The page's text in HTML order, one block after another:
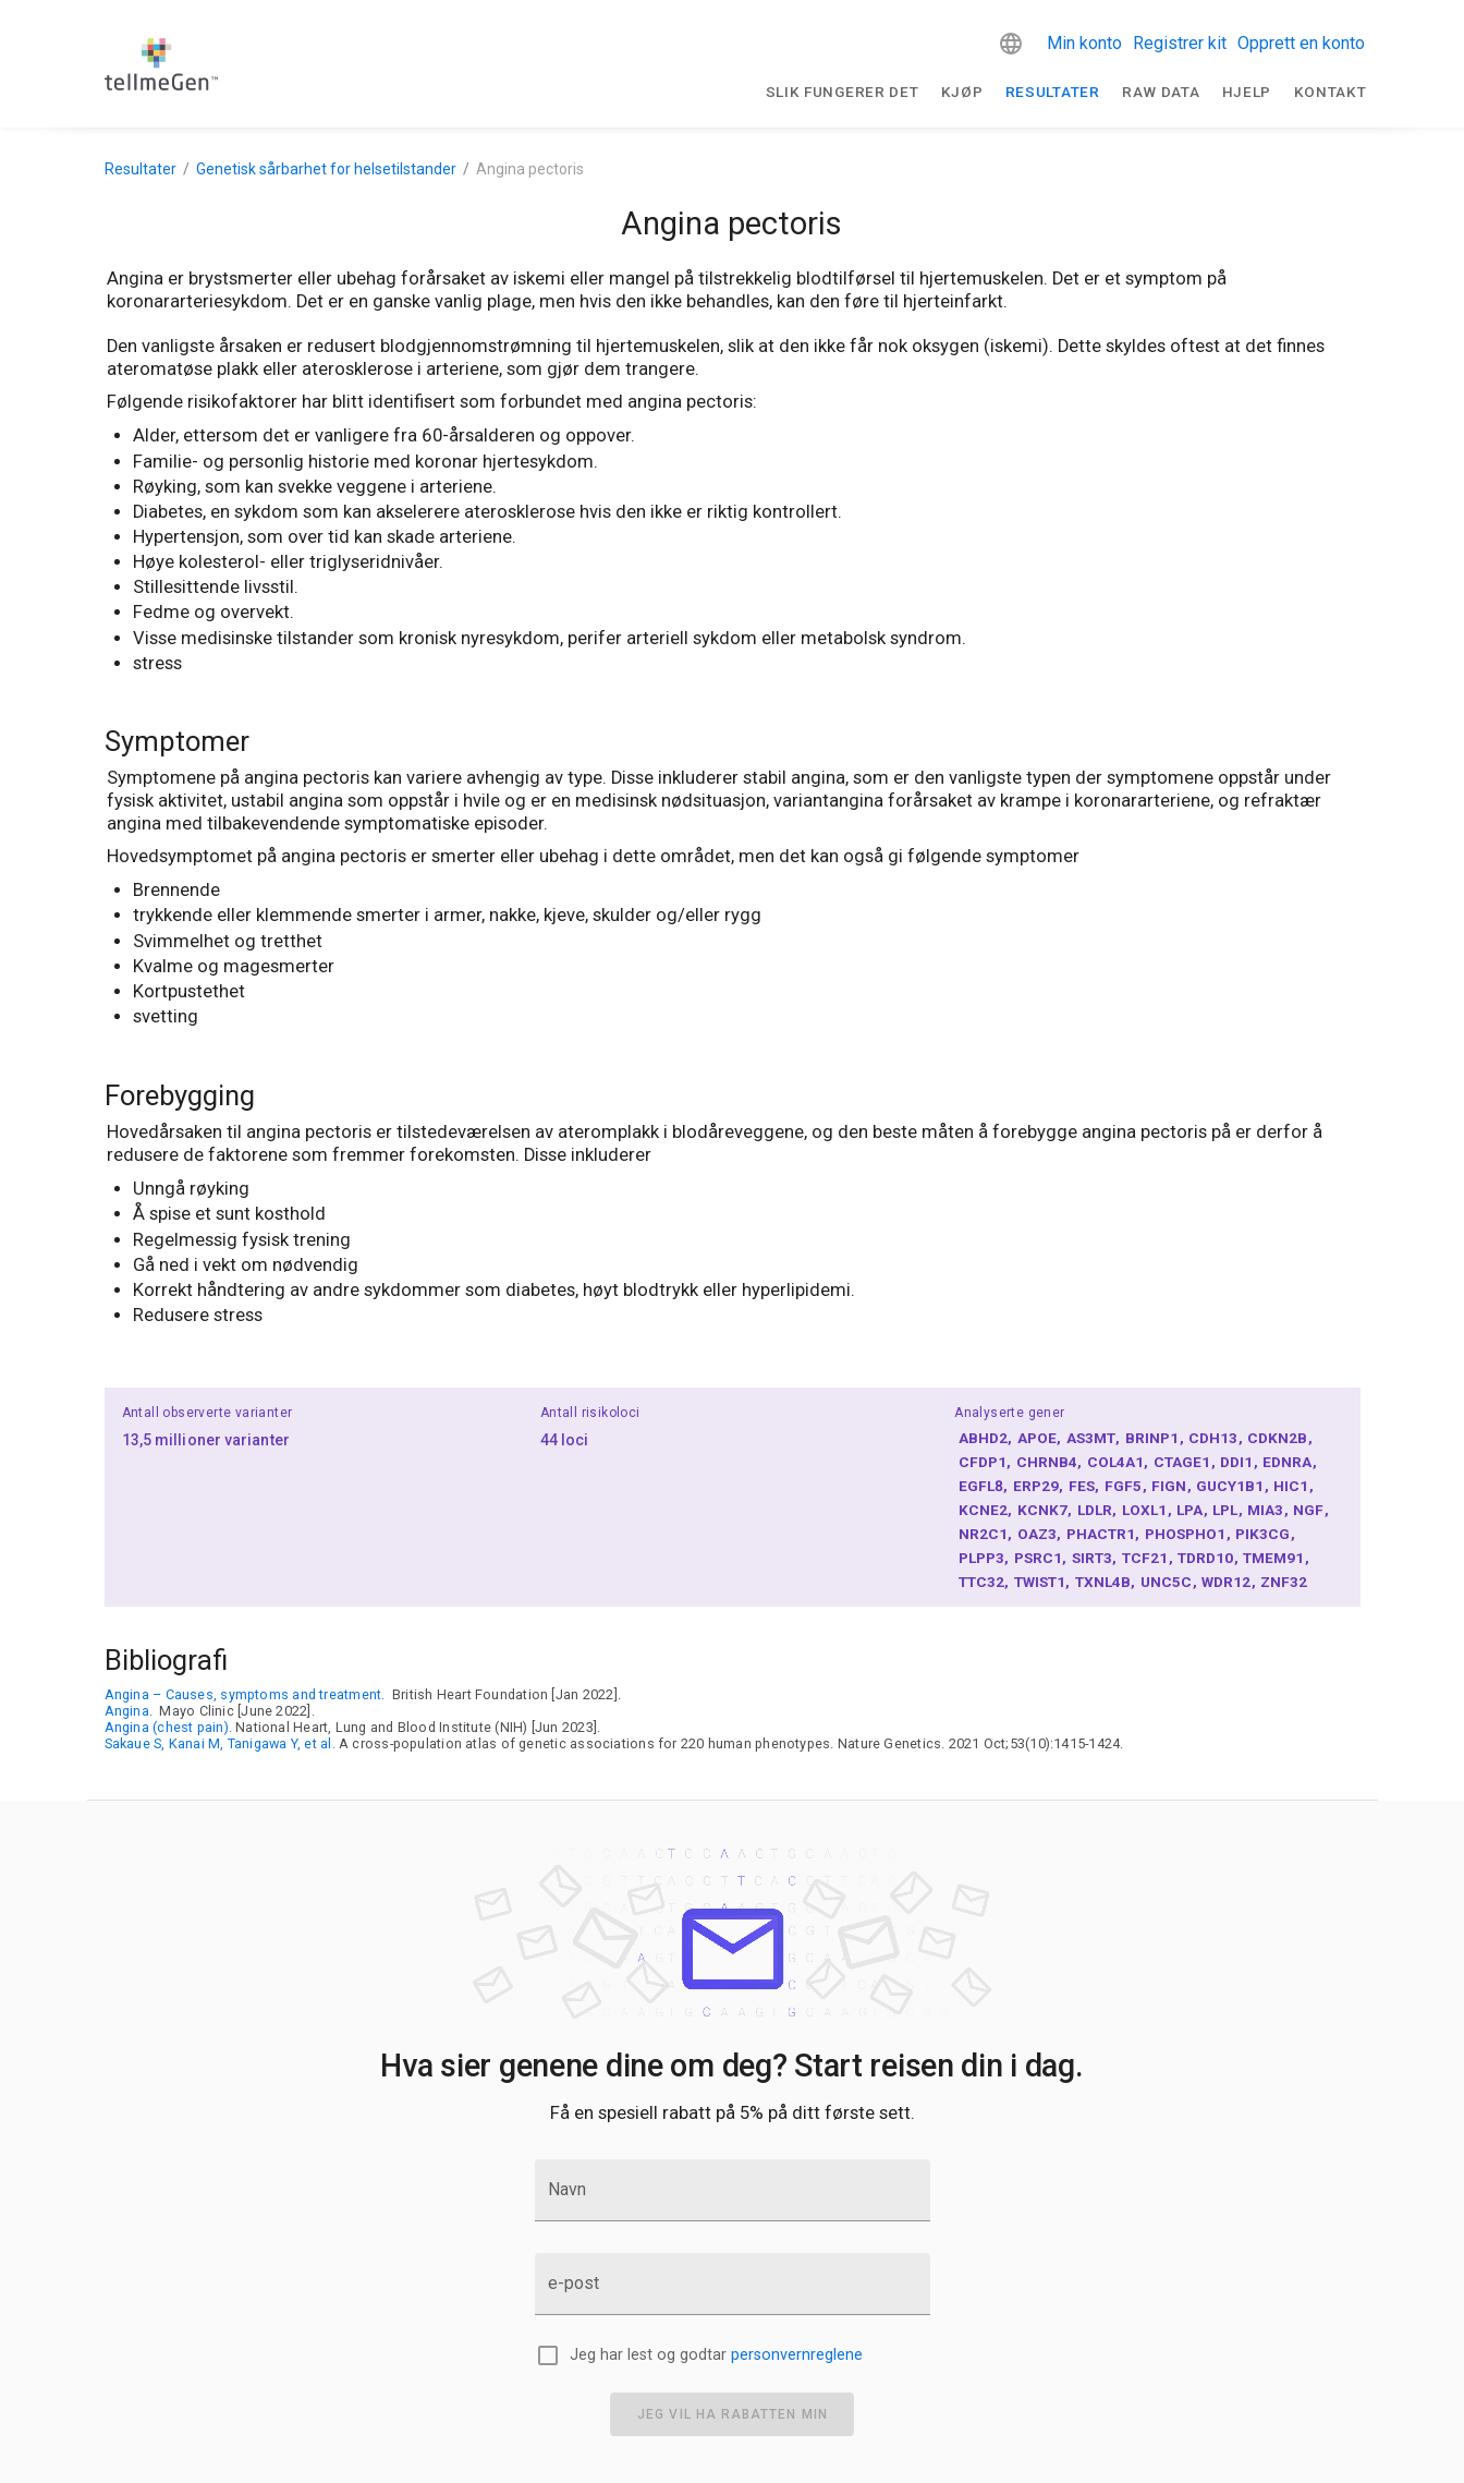
Min konto Registrer kit Opprett en konto
SLIK FUNGERER DET KJØP RESULTATER RAW DATA HJELP KONTAKT
Resultater Genetisk sårbarhet for helsetilstander Angina pectoris
Angina pectoris
Angina er brystsmerter eller ubehag forårsaket av iskemi eller mangel på tilstrekkelig blodtilførsel til hjertemuskelen. Det er et symptom på
koronararteriesykdom. Det er en ganske vanlig plage, men hvis den ikke behandles, kan den føre til hjerteinfarkt.
Den vanligste årsaken er redusert blodgjennomstrømning til hjertemuskelen, slik at den ikke får nok oksygen (iskemi). Dette skyldes oftest at det finnes
ateromatøse plakk eller aterosklerose i arteriene, som gjør dem trangere.
Følgende risikofaktorer har blitt identifisert som forbundet med angina pectoris:
Alder, ettersom det er vanligere fra 60-årsalderen og oppover.
Familie- og personlig historie med koronar hjertesykdom.
Røyking, som kan svekke veggene i arteriene.
Diabetes, en sykdom som kan akselerere aterosklerose hvis den ikke er riktig kontrollert.
Hypertensjon, som over tid kan skade arteriene.
Høye kolesterol- eller triglyseridnivåer.
Stillesittende livsstil.
Fedme og overvekt.
Visse medisinske tilstander som kronisk nyresykdom, perifer arteriell sykdom eller metabolsk syndrom.
stress
Symptomer
Symptomene på angina pectoris kan variere avhengig av type. Disse inkluderer stabil angina, som er den vanligste typen der symptomene oppstår under
fysisk aktivitet, ustabil angina som oppstår i hvile og er en medisinsk nødsituasjon, variantangina forårsaket av krampe i koronararteriene, og refraktær
angina med tilbakevendende symptomatiske episoder.
Hovedsymptomet på angina pectoris er smerter eller ubehag i dette området, men det kan også gi følgende symptomer
Brennende
trykkende eller klemmende smerter i armer, nakke, kjeve, skulder og/eller rygg
Svimmelhet og tretthet
Kvalme og magesmerter
Kortpustethet
svetting
Forebygging
Hovedårsaken til angina pectoris er tilstedeværelsen av ateromplakk i blodåreveggene, og den beste måten å forebygge angina pectoris på er derfor å
redusere de faktorene som fremmer forekomsten. Disse inkluderer
Unngå røyking
Å spise et sunt kosthold
Regelmessig fysisk trening
Gå ned i vekt om nødvendig
Korrekt håndtering av andre sykdommer som diabetes, høyt blodtrykk eller hyperlipidemi.
Redusere stress
Antall observerte varianter
13,5 millioner varianter
Antall risikoloci
44 loci
Analyserte gener
ABHD2 APOE AS3MT BRINP1 CDH13 CDKN2B
CFDP1 CHRNB4 COL4A1 CTAGE1 DDI1 EDNRA
EGFL8 ERP29 FES FGF5 FIGN GUCY1B1 HIC1
KCNE2 KCNK7 LDLR LOXL1 LPA LPL MIA3 NGF
NR2C1 OAZ3 PHACTR1 PHOSPHO1 PIK3CG
PLPP3 PSRC1 SIRT3 TCF21 TDRD10 TMEM91
TTC32 TWIST1 TXNL4B UNC5C WDR12 ZNF32
Bibliografi
Angina – Causes, symptoms and treatment.
British Heart Foundation [Jan 2022].
Angina.
Mayo Clinic [June 2022].
Angina (chest pain). National Heart, Lung and Blood Institute (NIH) [Jun 2023].
Sakaue S, Kanai M, Tanigawa Y, et al. A cross-population atlas of genetic associations for 220 human phenotypes. Nature Genetics. 2021 Oct;53(10):1415-1424.
Hva sier genene dine om deg? Start reisen din i dag.
Få en spesiell rabatt på 5% på ditt første sett.
Navn
e-post
Jeg har lest og godtar personvernreglene
JEG VIL HA RABATTEN MIN